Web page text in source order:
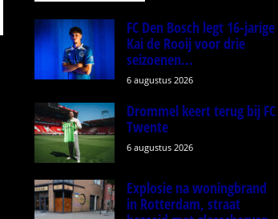
FC Den Bosch legt 16-jarige
Kai de Rooij voor drie
seizoenen...
6 augustus 2026
Drommel keert terug bij FC
Twente
6 augustus 2026
Explosie na woningbrand
in Rotterdam, straat